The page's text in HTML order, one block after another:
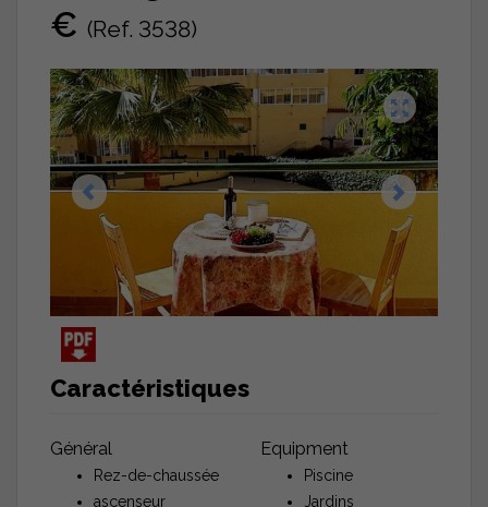
€ (Ref. 3538)
Caractéristiques
Général
Rez-de-chaussée
ascenseur
Equipment
Piscine
Jardins